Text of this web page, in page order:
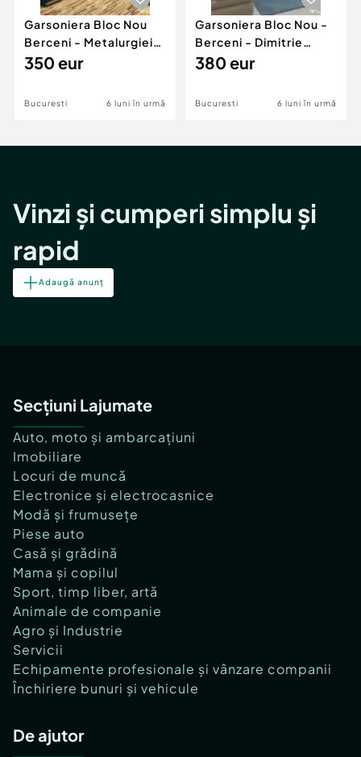
Garsoniera Bloc Nou
Berceni - Metalurgiei
Park - Postalionul
350 eur
Bucuresti 6 luni în urmă
Garsoniera Bloc Nou -
Berceni - Dimitrie
Leonida
380 eur
Bucuresti 6 luni în urmă
Vinzi și cumperi simplu și
rapid
Adaugă anunț
Secțiuni Lajumate
Auto, moto și ambarcațiuni
Imobiliare
Locuri de muncă
Electronice și electrocasnice
Modă și frumusețe
Piese auto
Casă și grădină
Mama și copilul
Sport, timp liber, artă
Animale de companie
Agro și Industrie
Servicii
Echipamente profesionale și vânzare companii
Închiriere bunuri și vehicule
De ajutor